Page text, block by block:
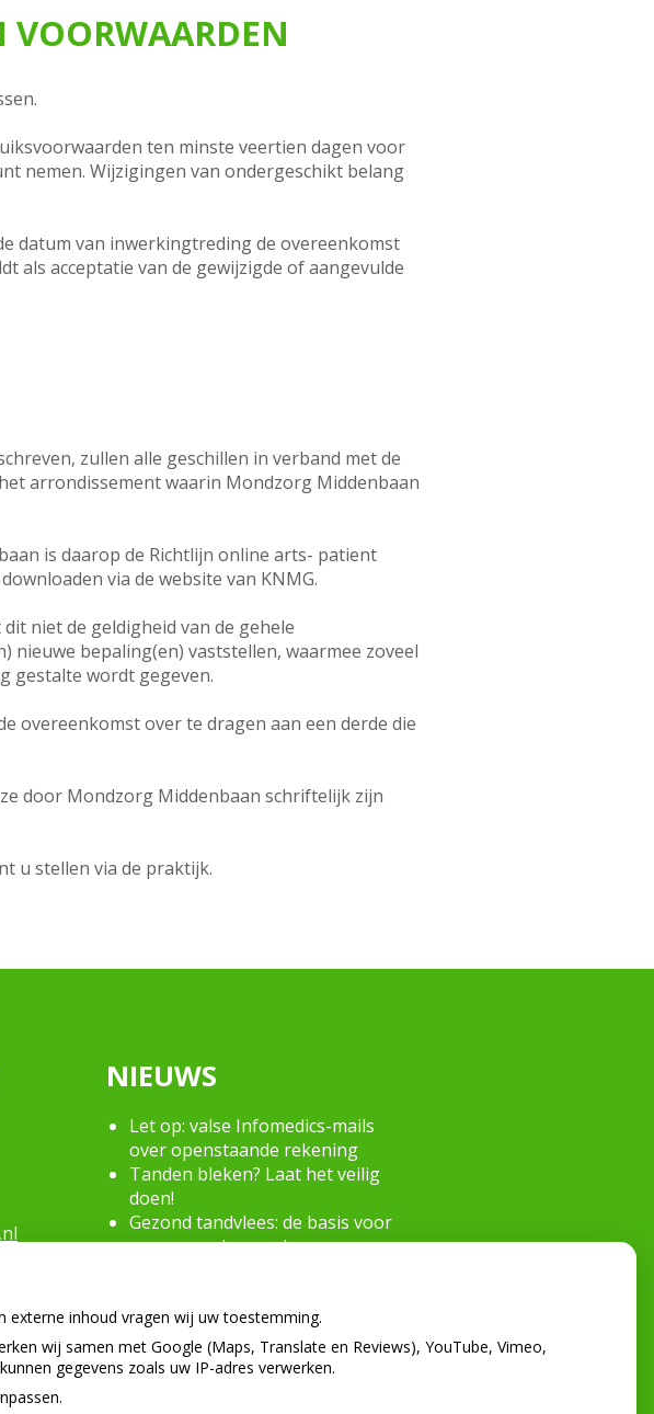
VOORWAARDEN
ten minste veertien dagen voor
nemen. Wijzigingen van ondergeschikt belang
datum van inwerkingtreding de overeenkomst
als acceptatie van de gewijzigde of aangevulde
zullen alle geschillen in verband met de
arrondissement waarin Mondzorg Middenbaan
is daarop de Richtlijn online arts- patient
via de website van KNMG.
niet de geldigheid van de gehele
bepaling(en) vaststellen, waarmee zoveel
gestalte wordt gegeven.
overeenkomst over te dragen aan een derde die
door Mondzorg Middenbaan schriftelijk zijn
u stellen via de praktijk.
NIEUWS
Let op: valse Infomedics-mails
over openstaande rekening
Tanden bleken? Laat het veilig
doen!
Gezond tandvlees: de basis voor
een gezonde mond
externe inhoud vragen wij uw toestemming.
wij samen met Google (Maps, Translate en Reviews), YouTube, Vimeo,
gegevens zoals uw IP-adres verwerken.